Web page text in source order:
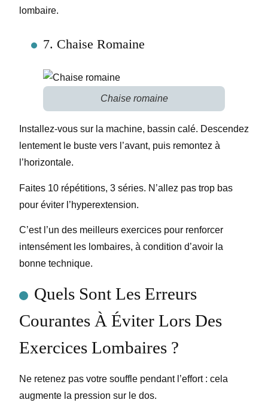
lombaire.
7. Chaise Romaine
Chaise romaine
Installez-vous sur la machine, bassin calé. Descendez
lentement le buste vers l’avant, puis remontez à
l’horizontale.
Faites 10 répétitions, 3 séries. N’allez pas trop bas
pour éviter l’hyperextension.
C’est l’un des meilleurs exercices pour renforcer
intensément les lombaires, à condition d’avoir la
bonne technique.
Quels Sont Les Erreurs
Courantes À Éviter Lors Des
Exercices Lombaires ?
Ne retenez pas votre souffle pendant l’effort : cela
augmente la pression sur le dos.